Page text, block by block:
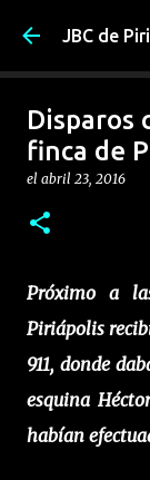
JBC de
Disparos
finca de
el abril 23, 2016
Próximo a
Piriápolis
911, donde
esquina
habían